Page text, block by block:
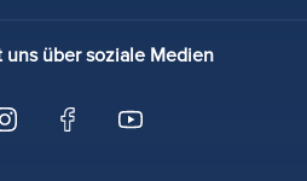
uns über soziale Medien